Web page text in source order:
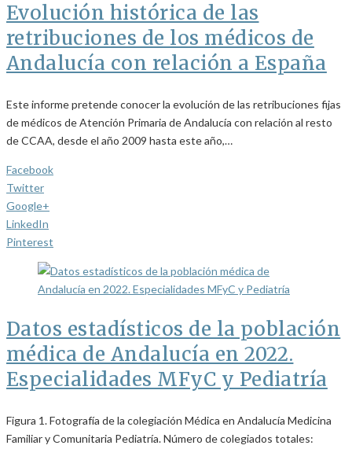
Evolución histórica de las
retribuciones de los médicos de
Andalucía con relación a España
Este informe pretende conocer la evolución de las retribuciones fijas
de médicos de Atención Primaria de Andalucía con relación al resto
de CCAA, desde el año 2009 hasta este año,…
Facebook
Twitter
Google+
LinkedIn
Pinterest
Datos estadísticos de la población
médica de Andalucía en 2022.
Especialidades MFyC y Pediatría
Figura 1. Fotografía de la colegiación Médica en Andalucía Medicina
Familiar y Comunitaria Pediatría. Número de colegiados totales: